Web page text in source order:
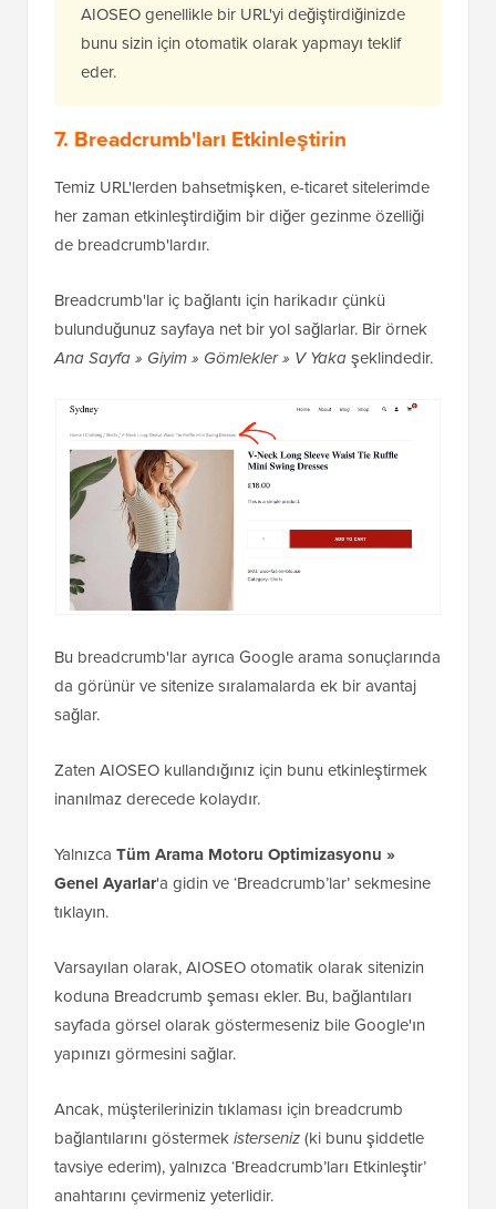
AIOSEO genellikle bir URL'yi değiştirdiğinizde
bunu sizin için otomatik olarak yapmayı teklif
eder.
7. Breadcrumb'ları Etkinleştirin
Temiz URL'lerden bahsetmişken, e-ticaret sitelerimde
her zaman etkinleştirdiğim bir diğer gezinme özelliği
de breadcrumb'lardır.
Breadcrumb'lar iç bağlantı için harikadır çünkü
bulunduğunuz sayfaya net bir yol sağlarlar. Bir örnek
Ana Sayfa » Giyim » Gömlekler » V Yakaşeklindedir.
Bu breadcrumb'lar ayrıca Google arama sonuçlarında
da görünür ve sitenize sıralamalarda ek bir avantaj
sağlar.
Zaten AIOSEO kullandığınız için bunu etkinleştirmek
inanılmaz derecede kolaydır.
Yalnızca Tüm Arama Motoru Optimizasyonu »
Genel Ayarlar'a gidin ve ‘Breadcrumb’lar’ sekmesine
tıklayın.
Varsayılan olarak, AIOSEO otomatik olarak sitenizin
koduna Breadcrumb şeması ekler. Bu, bağlantıları
sayfada görsel olarak göstermeseniz bile Google'ın
yapınızı görmesini sağlar.
Ancak, müşterilerinizin tıklaması için breadcrumb
bağlantılarını göstermekisterseniz(ki bunu şiddetle
tavsiye ederim), yalnızca ‘Breadcrumb’ları Etkinleştir’
anahtarını çevirmeniz yeterlidir.